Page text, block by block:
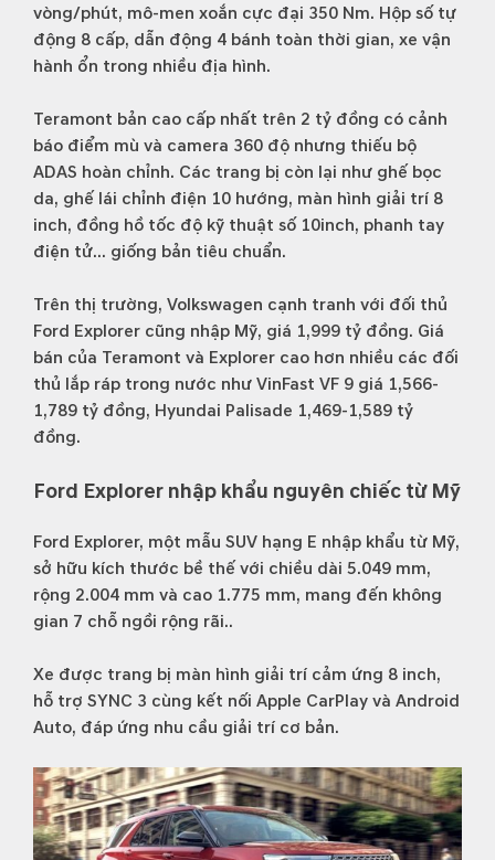
vòng/phút, mô-men xoắn cực đại 350 Nm. Hộp số tự
động 8 cấp, dẫn động 4 bánh toàn thời gian, xe vận
hành ổn trong nhiều địa hình.
Teramont bản cao cấp nhất trên 2 tỷ đồng có cảnh
báo điểm mù và camera 360 độ nhưng thiếu bộ
ADAS hoàn chỉnh. Các trang bị còn lại như ghế bọc
da, ghế lái chỉnh điện 10 hướng, màn hình giải trí 8
inch, đồng hồ tốc độ kỹ thuật số 10inch, phanh tay
điện tử… giống bản tiêu chuẩn.
Trên thị trường, Volkswagen cạnh tranh với đối thủ
Ford Explorer cũng nhập Mỹ, giá 1,999 tỷ đồng. Giá
bán của Teramont và Explorer cao hơn nhiều các đối
thủ lắp ráp trong nước như VinFast VF 9 giá 1,566-
1,789 tỷ đồng, Hyundai Palisade 1,469-1,589 tỷ
đồng.
Ford Explorer nhập khẩu nguyên chiếc từ Mỹ
Ford Explorer, một mẫu SUV hạng E nhập khẩu từ Mỹ,
sở hữu kích thước bề thế với chiều dài 5.049 mm,
rộng 2.004 mm và cao 1.775 mm, mang đến không
gian 7 chỗ ngồi rộng rãi..
Xe được trang bị màn hình giải trí cảm ứng 8 inch,
hỗ trợ SYNC 3 cùng kết nối Apple CarPlay và Android
Auto, đáp ứng nhu cầu giải trí cơ bản.